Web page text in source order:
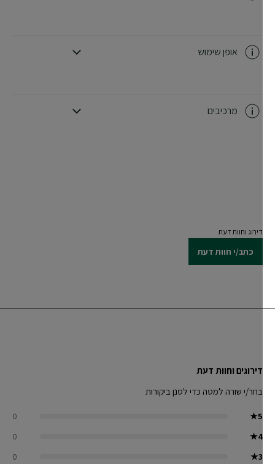
אופן שימוש
מרכיבים
דירוג וחוות דעת
כתב/י חוות דעת
דירוגים וחוות דעת
בחר/י שורה למטה כדי לסנן ביקורות
★